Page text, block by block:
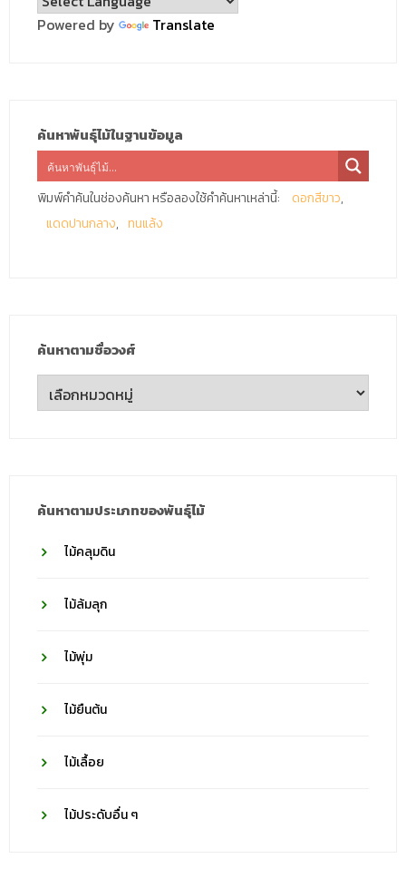
Powered by Translate
ค้นหาพันธุ์ไม้ในฐานข้อมูล
พิมพ์คำค้นในช่องค้นหา หรือลองใช้คำค้นหาเหล่านี้:
ดอกสีขาว
แดดปานกลาง
ทนแล้ง
ค้นหาตามชื่อวงศ์
ค้นหา
ตาม
ค้นหาตามประเภทของพันธุ์ไม้
ไม้คลุมดิน
ไม้ล้มลุก
ไม้พุ่ม
ไม้ยืนต้น
ไม้เลื้อย
ไม้ประดับอื่น ๆ